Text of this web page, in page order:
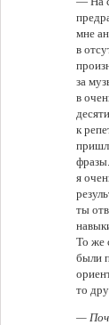
мне
в
за
в
к
я
ты
То же
были
то
—